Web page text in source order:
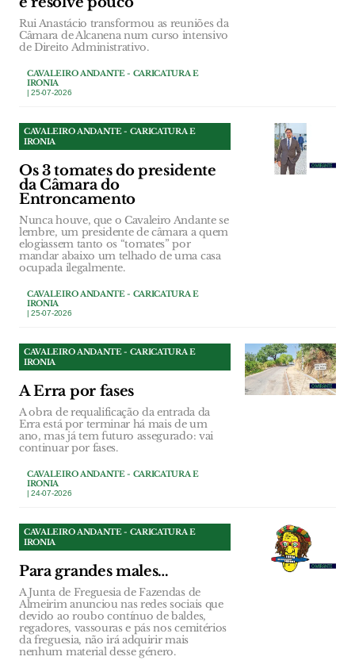
Rui Anastácio transformou as reuniões da
Câmara de Alcanena num curso intensivo
de Direito Administrativo.
CAVALEIRO ANDANTE - CARICATURA E
IRONIA
| 25-07-2026
CAVALEIRO ANDANTE - CARICATURA E
IRONIA
Os 3 tomates do presidente
da Câmara do
Entroncamento
Nunca houve, que o Cavaleiro Andante se
lembre, um presidente de câmara a quem
elogiassem tanto os “tomates” por
mandar abaixo um telhado de uma casa
ocupada ilegalmente.
CAVALEIRO ANDANTE - CARICATURA E
IRONIA
| 25-07-2026
CAVALEIRO ANDANTE - CARICATURA E
IRONIA
A Erra por fases
A obra de requalificação da entrada da
Erra está por terminar há mais de um
ano, mas já tem futuro assegurado: vai
continuar por fases.
CAVALEIRO ANDANTE - CARICATURA E
IRONIA
| 24-07-2026
CAVALEIRO ANDANTE - CARICATURA E
IRONIA
Para grandes males…
A Junta de Freguesia de Fazendas de
Almeirim anunciou nas redes sociais que
devido ao roubo contínuo de baldes,
regadores, vassouras e pás nos cemitérios
da freguesia, não irá adquirir mais
nenhum material desse género.